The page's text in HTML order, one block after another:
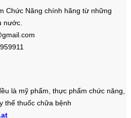
Chức Năng chính hãng từ những
nước.
là mỹ phẩm, thực phẩm chức năng,
thế thuốc chữa bệnh